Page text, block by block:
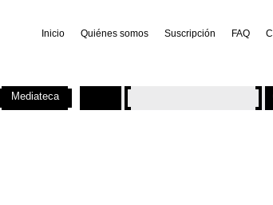
Inicio Quiénes somos Suscripción FAQ
Mediateca